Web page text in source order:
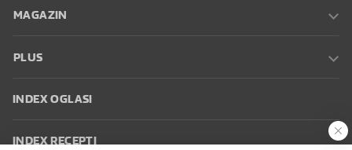
MAGAZIN
PLUS
INDEX OGLASI
INDEX RECEPTI